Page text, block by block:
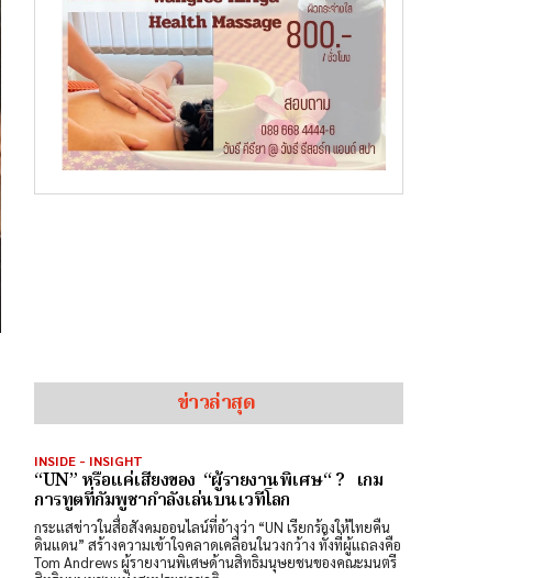
ข่าวล่าสุด
INSIDE - INSIGHT
“UN” หรือแค่เสียงของ “ผู้รายงานพิเศษ“ ? เกม
การทูตที่กัมพูชากำลังเล่นบนเวทีโลก
กระแสข่าวในสื่อสังคมออนไลน์ที่อ้างว่า “UN เรียกร้องให้ไทยคืน
ดินแดน” สร้างความเข้าใจคลาดเคลื่อนในวงกว้าง ทั้งที่ผู้แถลงคือ
Tom Andrews ผู้รายงานพิเศษด้านสิทธิมนุษยชนของคณะมนตรี